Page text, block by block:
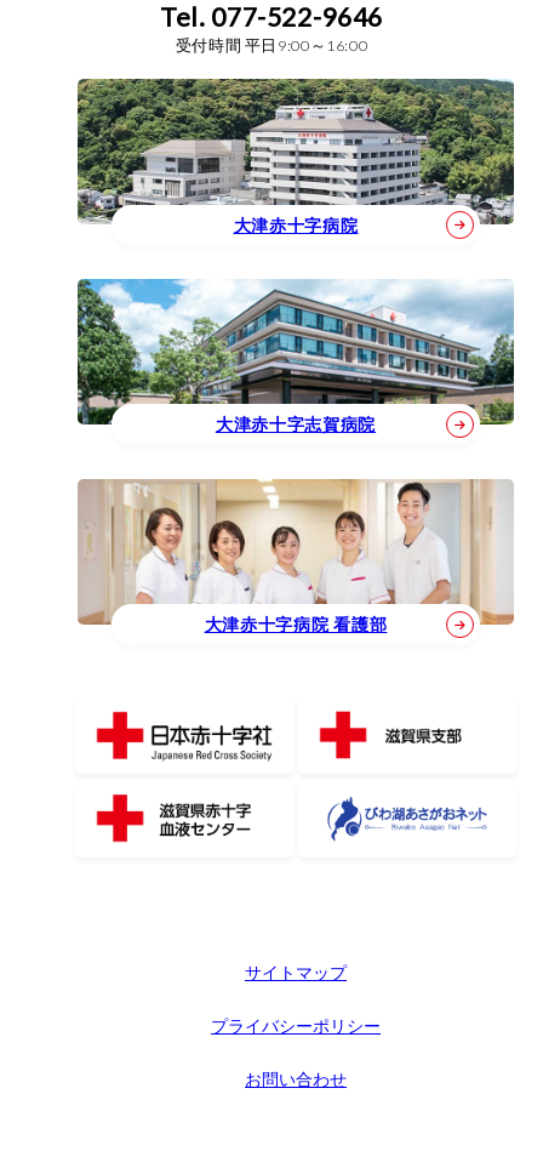
Tel. 077-522-9646
受付時間 平日9:00～16:00
大津赤十字病院
大津赤十字志賀病院
大津赤十字病院 看護部
サイトマップ
プライバシーポリシー
お問い合わせ